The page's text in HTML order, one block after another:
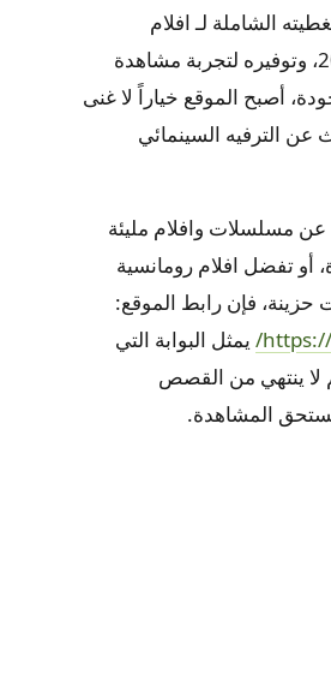
الشاملة لـافلام
، وتوفيره لتجربة مشاهدة
أصبح الموقع خياراً لا غنى
الترفيه السينمائي
عن مسلسلات وافلام مليئة
، أو تفضل افلام رومانسية
حزينة، فإن رابط الموقع:
يمثل البوابة التي
لا ينتهي من القصص
المشاهدة.